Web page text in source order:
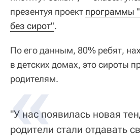
презентуя проект программы
без сирот".
По его данным, 80% ребят,
в детских домах, это сироты
родителям.
"У нас появилась новая
родители стали отдавать